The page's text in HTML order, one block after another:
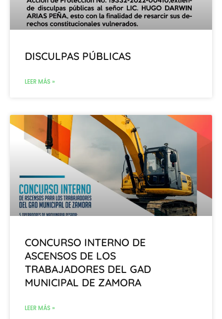
DISCULPAS PÚBLICAS
LEER MÁS »
CONCURSO INTERNO DE
ASCENSOS DE LOS
TRABAJADORES DEL GAD
MUNICIPAL DE ZAMORA
LEER MÁS »